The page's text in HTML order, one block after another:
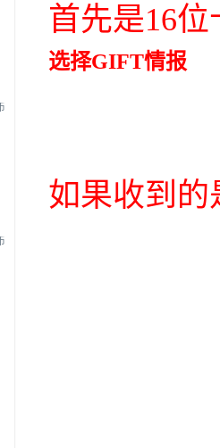
首先是16
选择GIFT情报
如果收到的